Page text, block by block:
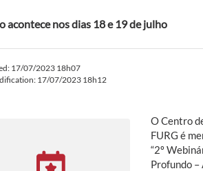
acontece nos dias 18 e 19 de julho
17/07/2023 18h07
17/07/2023 18h12
O Centro
FURG é
“2º
Profundo –